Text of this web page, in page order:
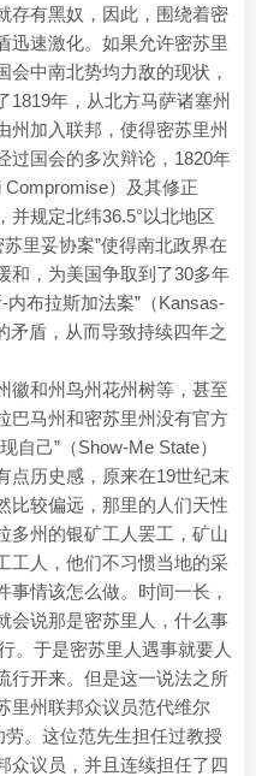
存有黑奴，因此，围绕着密
迅速激化。如果允许密苏里
中南北势均力敌的现状，
1819年，从北方马萨诸塞州
州加入联邦，使得密苏里州
过国会的多次辩论，1820年
Compromise）及其修正
并规定北纬36.5°以北地区
里妥协案”使得南北政界在
和，为美国争取到了30多年
内布拉斯加法案”（Kansas-
矛盾，从而导致持续四年之
徽和州鸟州花州树等，甚至
巴马州和密苏里州没有官方
自己”（Show-Me State）
点历史感，原来在19世纪末
比较偏远，那里的人们天性
多州的银矿工人罢工，矿山
工人，他们不习惯当地的采
情该怎么做。时间一长，
会说那是密苏里人，什么事
。于是密苏里人遇事就要人
行开来。但是这一说法之所
里州联邦众议员范代维尔
劳。这位范先生担任过教授
众议员，并且连续担任了四